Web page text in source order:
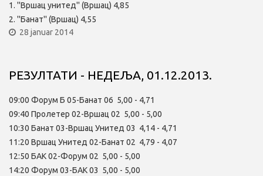
1. ''Вршац унитед'' (Вршац) 4,85
2. ''Банат'' (Вршац) 4,55
28 januar 2014
РЕЗУЛТАТИ - НЕДЕЉА, 01.12.2013.
09:00 Форум Б 05-Банат 06 5,00 - 4,71
09:40 Пролетер 02-Вршац 02 5,00 - 5,00
10:30 Банат 03-Вршац Унитед 03 4,14 - 4,71
11:20 Вршац Унитед 02-Банат 02 4,79 - 4,07
12:50 БАК 02-Форум 02 5,00 - 5,00
14:20 Форум 03-БАК 03 5,00 - 5,00